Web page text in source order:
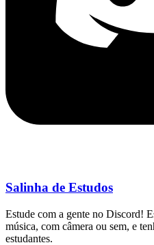
Salinha de Estudos
Estude com a gente no Discord!
música, com câmera ou sem, e
estudantes.